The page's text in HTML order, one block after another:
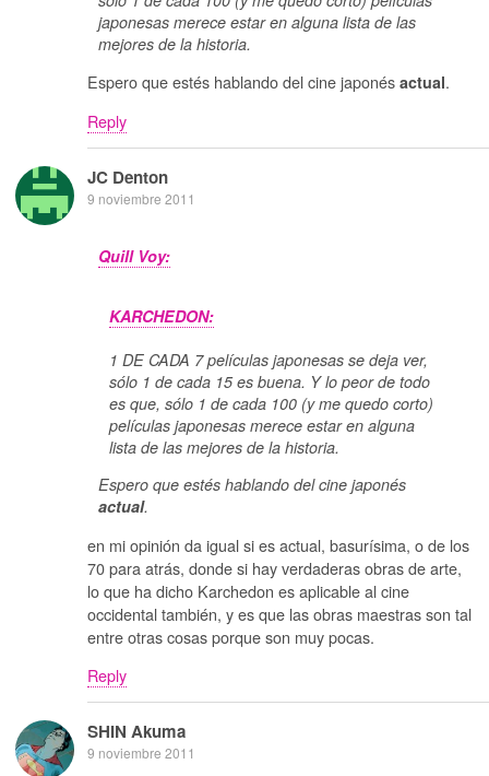
japonesas merece estar en alguna lista de las
mejores de la historia.
Espero que estés hablando del cine japonés actual.
Reply
JC Denton
9 noviembre 2011
Quill Voy:
KARCHEDON:
1 DE CADA 7 películas japonesas se deja ver,
sólo 1 de cada 15 es buena. Y lo peor de todo
es que, sólo 1 de cada 100 (y me quedo corto)
películas japonesas merece estar en alguna
lista de las mejores de la historia.
Espero que estés hablando del cine japonés
actual.
en mi opinión da igual si es actual, basurísima, o de los
70 para atrás, donde si hay verdaderas obras de arte,
lo que ha dicho Karchedon es aplicable al cine
occidental también, y es que las obras maestras son tal
entre otras cosas porque son muy pocas.
Reply
SHIN Akuma
9 noviembre 2011